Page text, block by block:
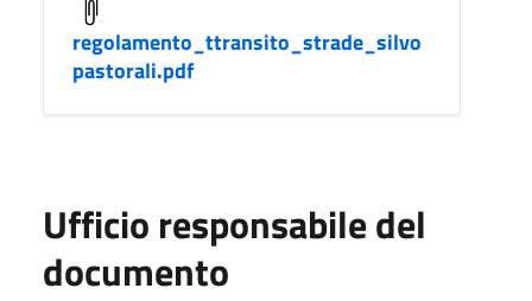
regolamento_ttransito_strade_silvo
pastorali.pdf
Ufficio responsabile del
documento